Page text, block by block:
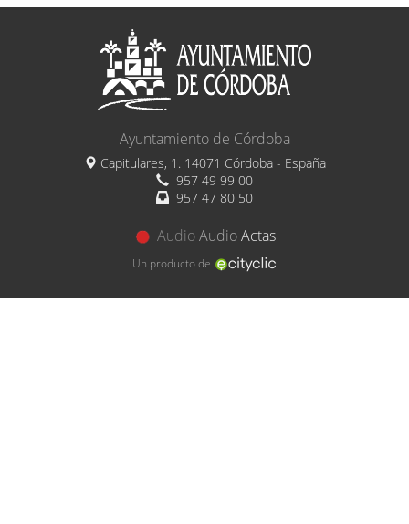
Ayuntamiento de Córdoba
Capitulares, 1. 14071 Córdoba - España
957 49 99 00
957 47 80 50
AudioAudioActas
Un producto de